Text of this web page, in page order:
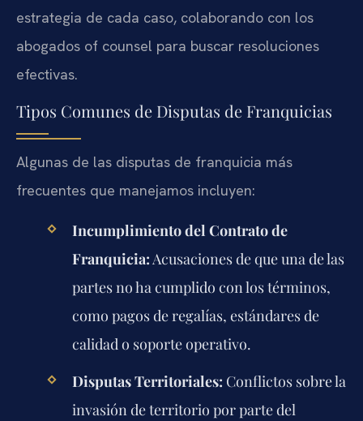
estrategia de cada caso, colaborando con los
abogados of counsel para buscar resoluciones
efectivas.
Tipos Comunes de Disputas de Franquicias
Algunas de las disputas de franquicia más
frecuentes que manejamos incluyen:
Incumplimiento del Contrato de
Franquicia:Acusaciones de que una de las
partes no ha cumplido con los términos,
como pagos de regalías, estándares de
calidad o soporte operativo.
Disputas Territoriales: Conflictos sobre la
invasión de territorio por parte del